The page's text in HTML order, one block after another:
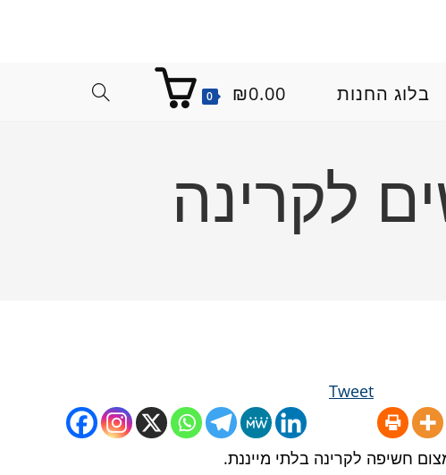
בלוג החנות 0 ₪0.00
TOGGLE
לקרינה
Tweet
חשיפה לקרינה בלתי מייננת.